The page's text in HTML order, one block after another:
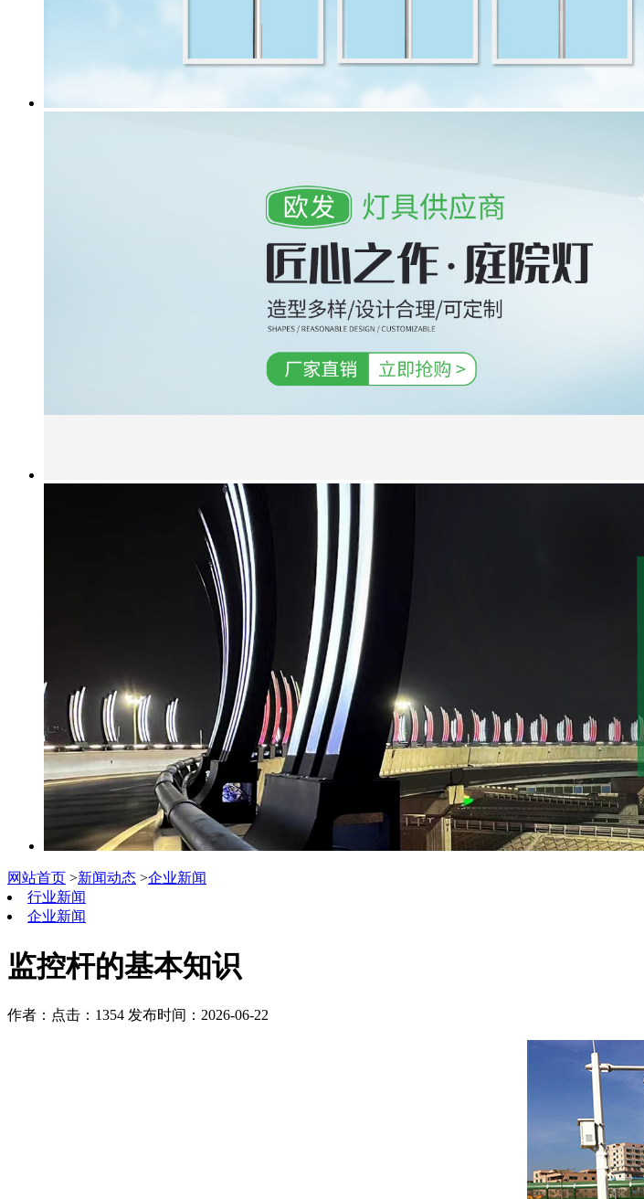
网站首页 >新闻动态 >企业新闻
行业新闻
企业新闻
监控杆的基本知识
作者： 点击：1354 发布时间：2026-06-22